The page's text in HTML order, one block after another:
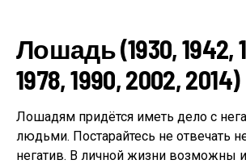
Лошадь (1930, 1942,
1978, 1990, 2002, 2014)
Лошадям придётся иметь дело с
людьми. Постарайтесь не отвечать
негатив. В личной жизни возможны